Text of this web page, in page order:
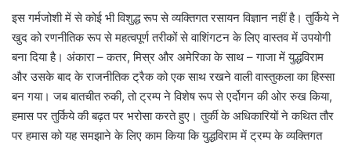
इस गर्मजोशी में से कोई भी विशुद्ध रूप से व्यक्तिगत रसायन विज्ञान नहीं है। तुर्किये ने
खुद को रणनीतिक रूप से महत्वपूर्ण तरीकों से वाशिंगटन के लिए वास्तव में उपयोगी
बना दिया है। अंकारा – कतर, मिस्र और अमेरिका के साथ – गाजा में युद्धविराम
और उसके बाद के राजनीतिक ट्रैक को एक साथ रखने वाली वास्तुकला का हिस्सा
बन गया। जब बातचीत रुकी, तो ट्रम्प ने विशेष रूप से एर्दोगन की ओर रुख किया,
हमास पर तुर्किये की बढ़त पर भरोसा करते हुए। तुर्की के अधिकारियों ने कथित तौर
पर हमास को यह समझाने के लिए काम किया कि युद्धविराम में ट्रम्प के व्यक्तिगत